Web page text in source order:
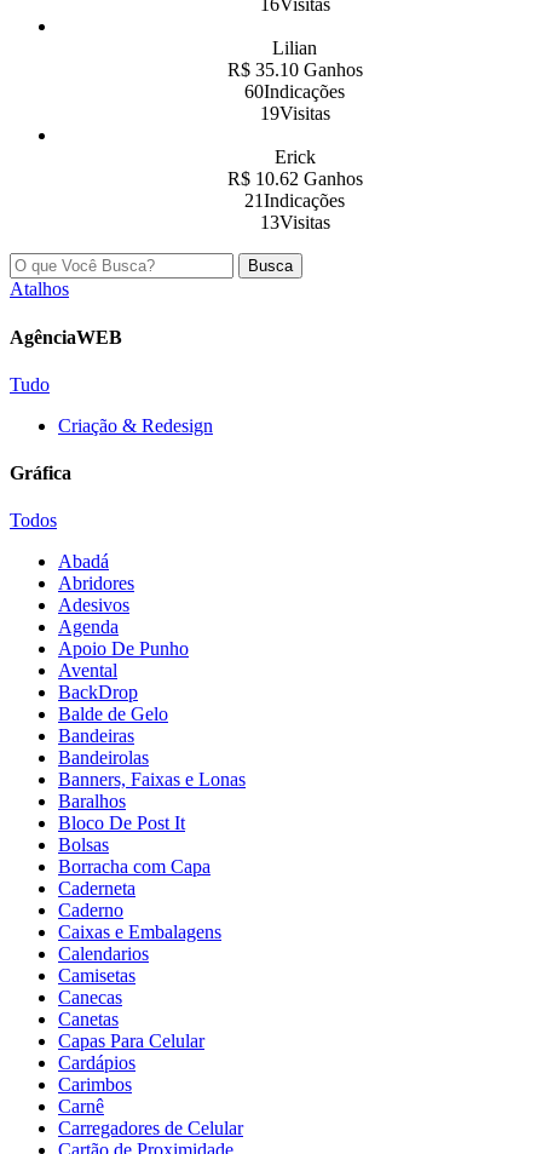
16Visitas
Lilian
R$ 35.10 Ganhos
60Indicações
19Visitas
Erick
R$ 10.62 Ganhos
21Indicações
13Visitas
Busca
Atalhos
AgênciaWEB
Tudo
Criação & Redesign
Gráfica
Todos
Abadá
Abridores
Adesivos
Agenda
Apoio De Punho
Avental
BackDrop
Balde de Gelo
Bandeiras
Bandeirolas
Banners, Faixas e Lonas
Baralhos
Bloco De Post It
Bolsas
Borracha com Capa
Caderneta
Caderno
Caixas e Embalagens
Calendarios
Camisetas
Canecas
Canetas
Capas Para Celular
Cardápios
Carimbos
Carnê
Carregadores de Celular